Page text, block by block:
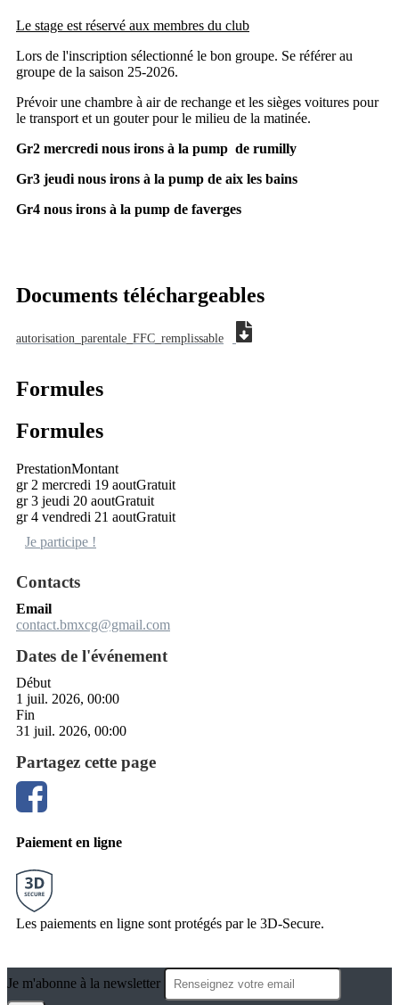
Le stage est réservé aux membres du club
Lors de l'inscription sélectionné le bon groupe. Se référer au
groupe de la saison 25-2026.
Prévoir une chambre à air de rechange et les sièges voitures pour
le transport et un gouter pour le milieu de la matinée.
Gr2 mercredi nous irons à la pump de rumilly
Gr3 jeudi nous irons à la pump de aix les bains
Gr4 nous irons à la pump de faverges
Documents téléchargeables
autorisation_parentale_FFC_remplissable
Formules
Formules
PrestationMontant
gr 2 mercredi 19 aoutGratuit
gr 3 jeudi 20 aoutGratuit
gr 4 vendredi 21 aoutGratuit
Je participe !
Contacts
Email
contact.bmxcg@gmail.com
Dates de l'événement
Début
1 juil. 2026, 00:00
Fin
31 juil. 2026, 00:00
Partagez cette page
Paiement en ligne
Les paiements en ligne sont protégés par le 3D-Secure.
Je m'abonne à la newsletter